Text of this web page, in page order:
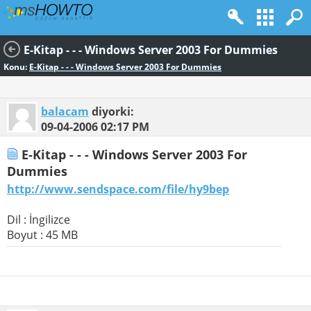
E-Kitap - - - Windows Server 2003 For Dummies
Konu: E-Kitap - - - Windows Server 2003 For Dummies
balacam diyorki:
09-04-200602:17 PM
E-Kitap - - - Windows Server 2003 For
Dummies
http://www.sendspace.com/file/hy9bep
Dil : İngilizce
Boyut : 45 MB